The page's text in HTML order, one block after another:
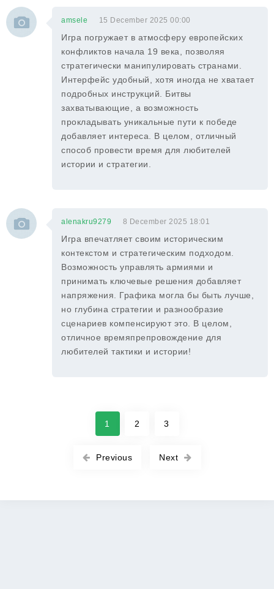
amsele 15 December 2025 00:00
Игра погружает в атмосферу европейских
конфликтов начала 19 века, позволяя
стратегически манипулировать странами.
Интерфейс удобный, хотя иногда не хватает
подробных инструкций. Битвы
захватывающие, а возможность
прокладывать уникальные пути к победе
добавляет интереса. В целом, отличный
способ провести время для любителей
истории и стратегии.
alenakru9279 8 December 2025 18:01
Игра впечатляет своим историческим
контекстом и стратегическим подходом.
Возможность управлять армиями и
принимать ключевые решения добавляет
напряжения. Графика могла бы быть лучше,
но глубина стратегии и разнообразие
сценариев компенсируют это. В целом,
отличное времяпрепровождение для
любителей тактики и истории!
Previous
1 2 3
Next